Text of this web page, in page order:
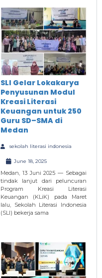
SLI Gelar Lokakarya
Penyusunan Modul
Kreasi Literasi
Keuangan untuk 250
Guru SD–SMA di
Medan
sekolah literasi indonesia
June 18, 2025
Medan, 13 Juni 2025 — Sebagai
tindak lanjut dari peluncuran
Program Kreasi Literasi
Keuangan (KLiK) pada Maret
lalu, Sekolah Literasi Indonesia
(SLI) bekerja sama